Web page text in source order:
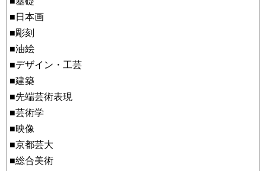
■日本画
■彫刻
■油絵
■デザイン・工芸
■建築
■先端芸術表現
■芸術学
■映像
■京都芸大
■総合美術